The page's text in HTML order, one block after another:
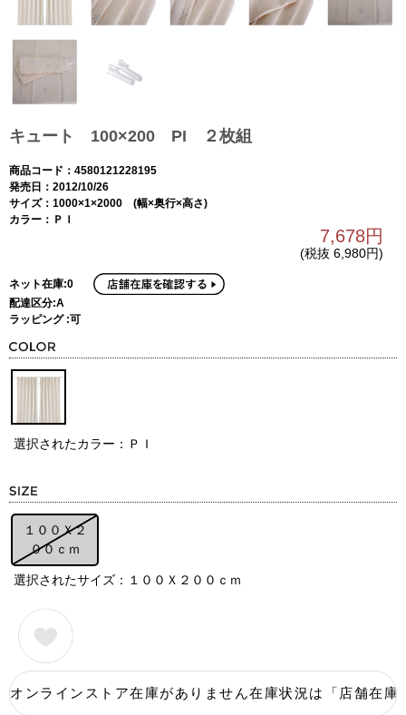
キュート 100×200 PI ２枚組
商品コード：4580121228195
発売日：2012/10/26
サイズ：1000×1×2000 (幅×奥行×高さ)
カラー：ＰＩ
7,678円
(税抜 6,980円)
ネット在庫:0
配達区分:A
ラッピング :可
選択されたカラー：ＰＩ
１００Ｘ２
００ｃｍ
選択されたサイズ：１００Ｘ２００ｃｍ